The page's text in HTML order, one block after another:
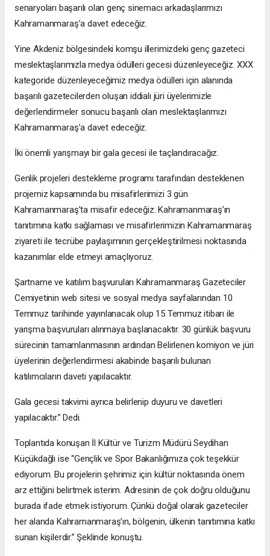
senaryoları başarılı olan genç sinemacı arkadaşlarımızı
Kahramanmaraş’a davet edeceğiz.
Yine Akdeniz bölgesindeki komşu illerimizdeki genç gazeteci
meslektaşlarımızla medya ödülleri gecesi düzenleyeceğiz. XXX
kategoride düzenleyeceğimiz medya ödülleri için alanında
başarılı gazetecilerden oluşan iddialı jüri üyelerimizle
değerlendirmeler sonucu başarılı olan meslektaşlarımızı
Kahramanmaraş’a davet edeceğiz.
İki önemli yarışmayı bir gala gecesi ile taçlandıracağız.
Genlik projeleri destekleme programı tarafından desteklenen
projemiz kapsamında bu misafirlerimizi 3 gün
Kahramanmaraş’ta misafir edeceğiz. Kahramanmaraş’ın
tanıtımına katkı sağlaması ve misafirlerimizin Kahramanmaraş
ziyareti ile tecrübe paylaşımının gerçekleştirilmesi noktasında
kazanımlar elde etmeyi amaçlıyoruz.
Şartname ve katılım başvuruları Kahramanmaraş Gazeteciler
Cemiyetinin web sitesi ve sosyal medya sayfalarından 10
Temmuz tarihinde yayınlanacak olup 15 Temmuz itibarı ile
yarışma başvuruları alınmaya başlanacaktır. 30 günlük başvuru
sürecinin tamamlanmasının ardından Belirlenen komiyon ve jüri
üyelerinin değerlendirmesi akabinde başarılı bulunan
katılımcıların daveti yapılacaktır.
Gala gecesi takvimi ayrıca belirlenip duyuru ve davetleri
yapılacaktır.” Dedi.
Toplantıda konuşan İl Kültür ve Turizm Müdürü Seydihan
Küçükdağlı ise “Gençlik ve Spor Bakanlığımıza çok teşekkür
ediyorum. Bu projelerin şehrimiz için kültür noktasında önem
arz ettiğini belirtmek isterim. Adresinin de çok doğru olduğunu
burada ifade etmek istiyorum. Çünkü doğal olarak gazeteciler
her alanda Kahramanmaraş’ın, bölgenin, ülkenin tanıtımına katkı
sunan kişilerdir.” Şeklinde konuştu.